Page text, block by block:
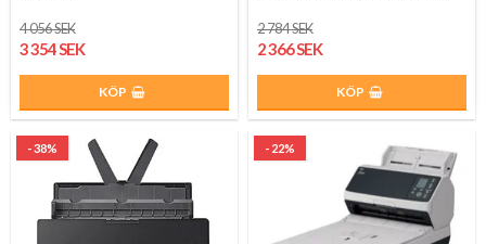
4 056 SEK
3 354 SEK
KÖP
2 784 SEK
2 366 SEK
KÖP
- 38% - 22%